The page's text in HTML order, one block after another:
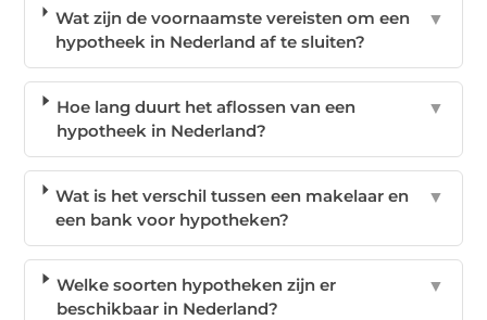
Wat zijn de voornaamste vereisten om een
hypotheek in Nederland af te sluiten?
▼
Hoe lang duurt het aflossen van een
hypotheek in Nederland?
▼
Wat is het verschil tussen een makelaar en
een bank voor hypotheken?
▼
Welke soorten hypotheken zijn er
beschikbaar in Nederland?
▼